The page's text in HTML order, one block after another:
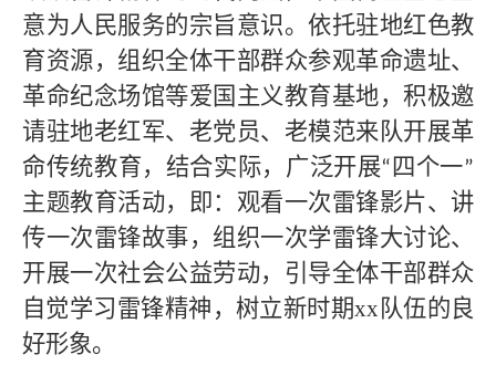
意为人民服务的宗旨意识。依托驻地红色教
育资源，组织全体干部群众参观革命遗址、
革命纪念场馆等爱国主义教育基地，积极邀
请驻地老红军、老党员、老模范来队开展革
命传统教育，结合实际，广泛开展“ 四个一”
主题教育活动，即：观看一次雷锋影片、讲
传一次雷锋故事，组织一次学雷锋大讨论、
开展一次社会公益劳动，引导全体干部群众
自觉学习雷锋精神，树立新时期xx队伍的良
好形象。